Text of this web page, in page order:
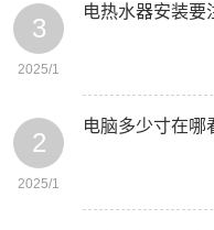
3
2025/1
电热水器安装要
2
2025/1